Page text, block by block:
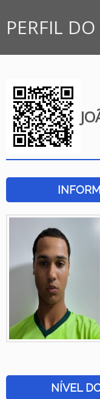
PERFIL
NÍVEL